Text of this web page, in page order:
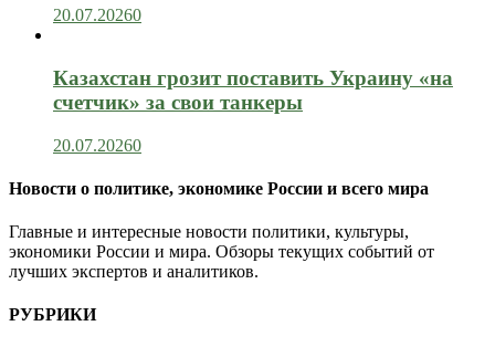
20.07.20260
Казахстан грозит поставить Украину «на
счетчик» за свои танкеры
20.07.20260
Новости о политике, экономике России и всего мира
Главные и интересные новости политики, культуры,
экономики России и мира. Обзоры текущих событий от
лучших экспертов и аналитиков.
РУБРИКИ